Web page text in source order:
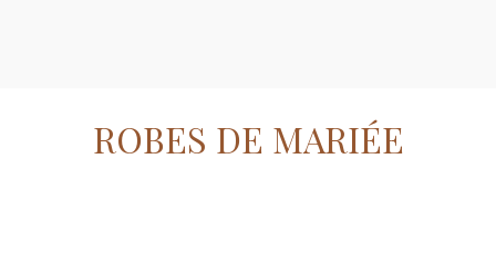
ROBES DE MARIÉE